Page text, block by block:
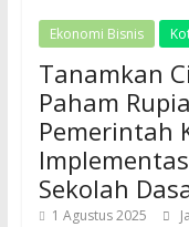
Ekonomi Bisnis
Tanamkan
Paham
Pemerintah
Sekolah
1 Agustus 2025